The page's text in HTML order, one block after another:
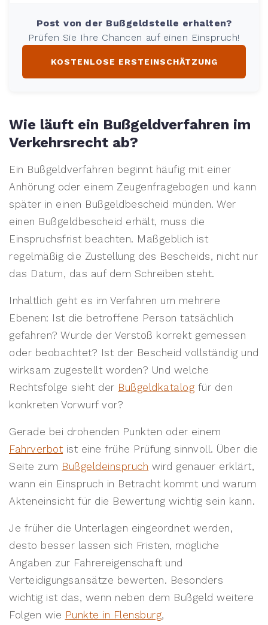
Post von der Bußgeldstelle erhalten?
Prüfen Sie Ihre Chancen auf einen Einspruch!
KOSTENLOSE ERSTEINSCHÄTZUNG
Wie läuft ein Bußgeldverfahren im
Verkehrsrecht ab?
Ein Bußgeldverfahren beginnt häufig mit einer
Anhörung oder einem Zeugenfragebogen und kann
später in einen Bußgeldbescheid münden. Wer
einen Bußgeldbescheid erhält, muss die
Einspruchsfrist beachten. Maßgeblich ist
regelmäßig die Zustellung des Bescheids, nicht nur
das Datum, das auf dem Schreiben steht.
Inhaltlich geht es im Verfahren um mehrere
Ebenen: Ist die betroffene Person tatsächlich
gefahren? Wurde der Verstoß korrekt gemessen
oder beobachtet? Ist der Bescheid vollständig und
wirksam zugestellt worden? Und welche
Rechtsfolge sieht der Bußgeldkatalog für den
konkreten Vorwurf vor?
Gerade bei drohenden Punkten oder einem
Fahrverbot ist eine frühe Prüfung sinnvoll. Über die
Seite zum Bußgeldeinspruch wird genauer erklärt,
wann ein Einspruch in Betracht kommt und warum
Akteneinsicht für die Bewertung wichtig sein kann.
Je früher die Unterlagen eingeordnet werden,
desto besser lassen sich Fristen, mögliche
Angaben zur Fahrereigenschaft und
Verteidigungsansätze bewerten. Besonders
wichtig ist das, wenn neben dem Bußgeld weitere
Folgen wie Punkte in Flensburg,